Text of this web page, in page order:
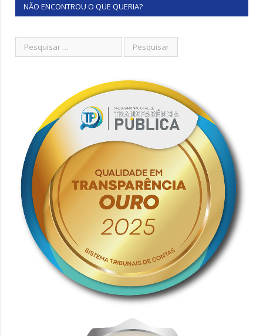
NÃO ENCONTROU O QUE QUERIA?